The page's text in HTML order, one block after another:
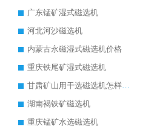
广东锰矿湿式磁选机
河北河沙磁选机
内蒙古永磁湿式磁选机价格
重庆铁尾矿湿式磁选机
甘肃矿山用干选磁选机怎样调磁
湖南褐铁矿磁选机
重庆锰矿水选磁选机